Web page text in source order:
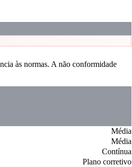
às normas. A não conformidade
Média
Média
Contínua
Plano corretivo